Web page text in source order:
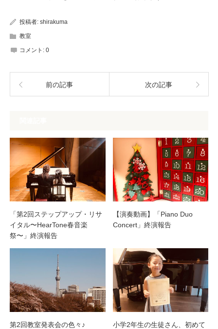
投稿者: shirakuma
教室
コメント: 0
前の記事 次の記事
「第2回ステップアップ・リサ
イタル〜HearTone春音楽
祭〜」終演報告
【演奏動画】「Piano Duo
Concert」終演報告
第2回教室発表会の色々♪
小学2年生の生徒さん、初めて